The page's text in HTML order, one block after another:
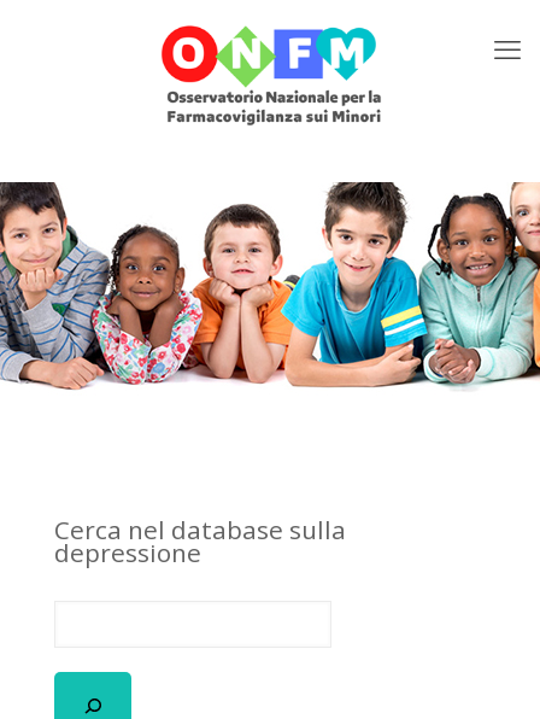
Cerca nel database sulla
depressione